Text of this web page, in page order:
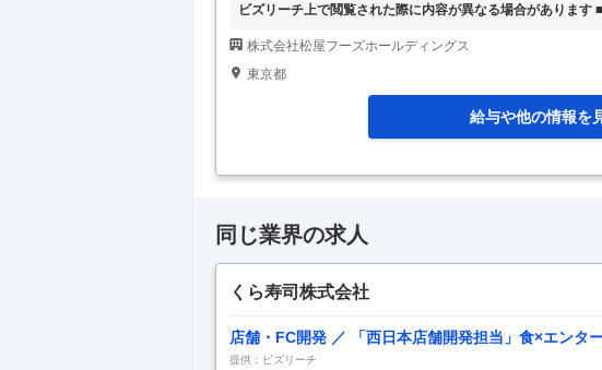
ビズリーチ上で閲覧された際に内容が異なる場合があります
「松軒」、ステーキ業態「ステーキ松」「松牛」、パスタ業
ックン」等の運営。 ※日本国内、中国にて展開しています。
在）：松屋フーズは、「松屋」チェーンをはじめ、鮨「すし
株式会社松屋フーズホールディングス
東京都
給与や他の情報を
同じ業界の求人
くら寿司株式会社
店舗・FC開発 ／ 「西日本店舗開発担当」食×エンタ
開発担当
提供：ビズリーチ